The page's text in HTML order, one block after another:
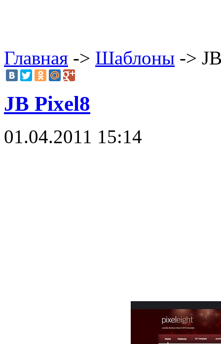
Главная -> Шаблоны ->
JB Pixel8
01.04.2011 15:14